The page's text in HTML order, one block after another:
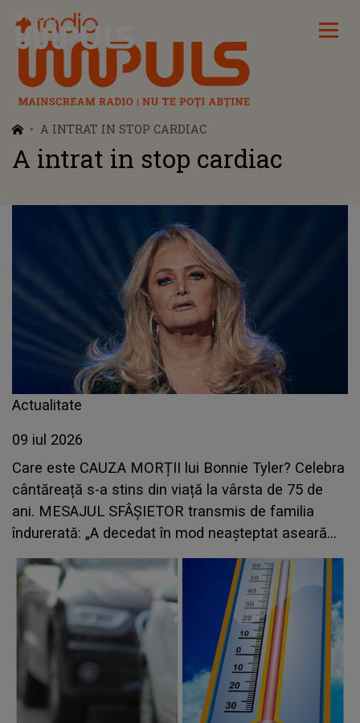
Radio Impuls
A INTRAT IN STOP CARDIAC
A intrat in stop cardiac
Actualitate
09 iul 2026
Care este CAUZA MORȚII lui Bonnie Tyler? Celebra
cântăreață s-a stins din viață la vârsta de 75 de
ani. MESAJUL SFÂȘIETOR transmis de familia
îndurerată: „A decedat în mod neaşteptat aseară
într-un spital...”